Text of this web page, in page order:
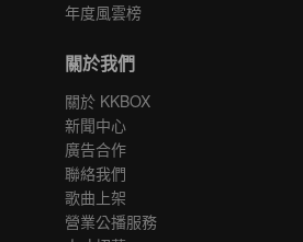
年度風雲榜
關於我們
關於 KKBOX
新聞中心
廣告合作
聯絡我們
歌曲上架
營業公播服務